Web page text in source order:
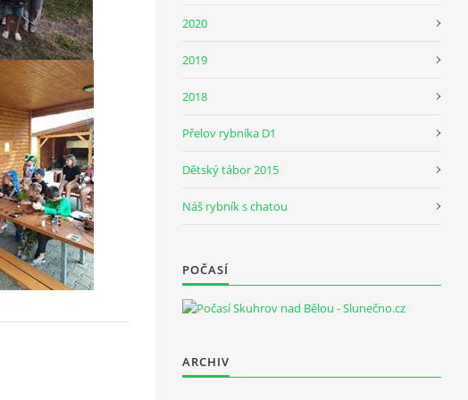
2020
2019
2018
Přelov rybníka D1
Dětský tábor 2015
Náš rybník s chatou
POČASÍ
ARCHIV